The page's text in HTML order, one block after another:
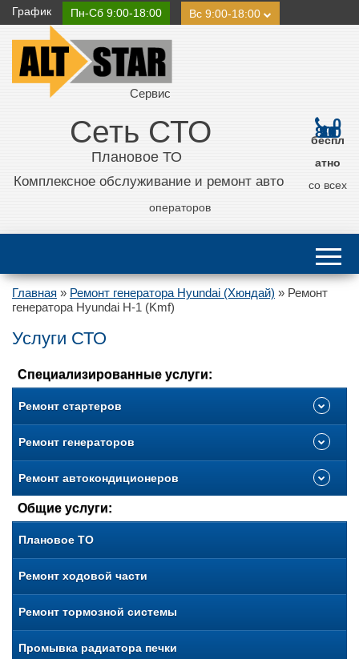
График Пн-Сб 9:00-18:00 Вс 9:00-18:00
Сервис
Сеть СТО
Плановое ТО
Комплексное обслуживание и ремонт авто
0
800 21 11 50
беспл
атно
со всех
операторов
Главная » Ремонт генератора Hyundai (Хюндай) » Ремонт
генератора Hyundai H-1 (Kmf)
Услуги СТО
Специализированные услуги:
Ремонт стартеров
Ремонт генераторов
Ремонт автокондиционеров
Общие услуги:
Плановое ТО
Ремонт ходовой части
Ремонт тормозной системы
Промывка радиатора печки